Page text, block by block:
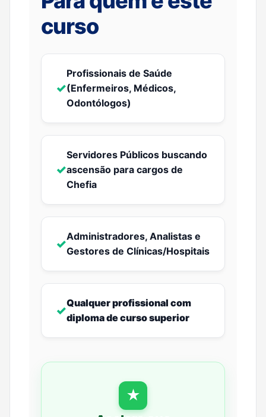
curso
✓
Profissionais de Saúde
(Enfermeiros, Médicos,
Odontólogos)
✓
Servidores Públicos buscando
ascensão para cargos de
Chefia
✓
Administradores, Analistas e
Gestores de Clínicas/Hospitais
✓
Qualquer profissional com
diploma de curso superior
★